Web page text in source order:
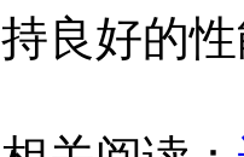
持良好的性